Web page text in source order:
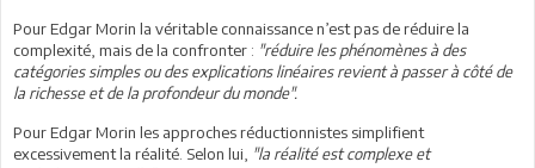
Pour Edgar Morin la véritable connaissance n’est pas de réduire la
complexité, mais de la confronter : "réduire les phénomènes à des
catégories simples ou des explications linéaires revient à passer à côté de
la richesse et de la profondeur du monde".
Pour Edgar Morin les approches réductionnistes simplifient
excessivement la réalité. Selon lui,
"la réalité est complexe et